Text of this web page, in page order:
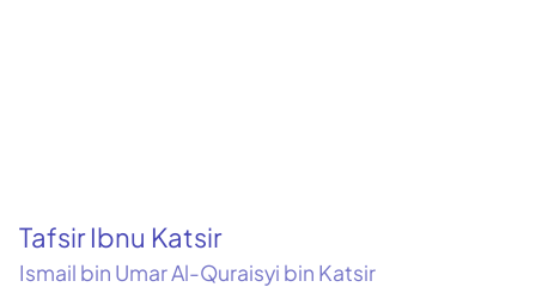
Tafsir Ibnu Katsir
Ismail bin Umar Al-Quraisyi bin Katsir